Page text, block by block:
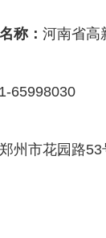
称： 河南省高
65998030
郑州市花园路53